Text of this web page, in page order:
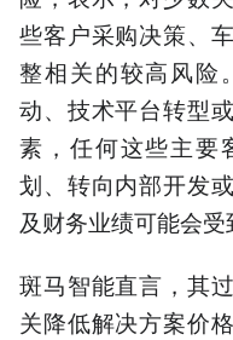
些客户采购决策、
整相关的较高风险
动、技术平台转型
素，任何这些主要
划、转向内部开发
及财务业绩可能会受
斑马智能直言，其
关降低解决方案价